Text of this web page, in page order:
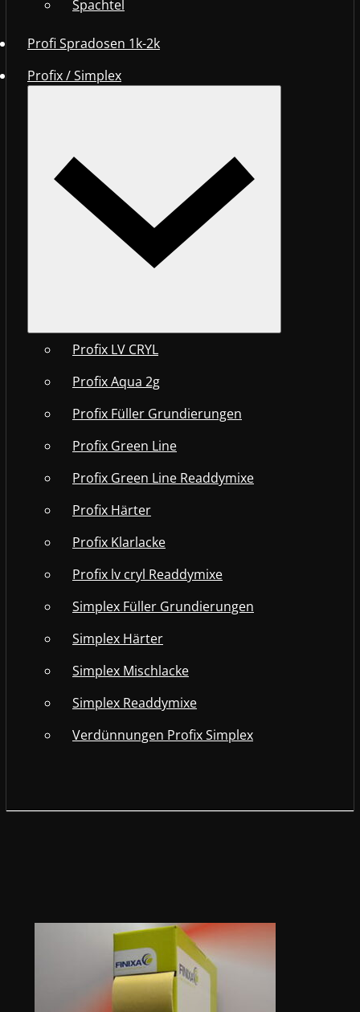
Spachtel
Profi Spradosen 1k-2k
Profix / Simplex
Profix LV CRYL
Profix Aqua 2g
Profix Füller Grundierungen
Profix Green Line
Profix Green Line Readdymixe
Profix Härter
Profix Klarlacke
Profix lv cryl Readdymixe
Simplex Füller Grundierungen
Simplex Härter
Simplex Mischlacke
Simplex Readdymixe
Verdünnungen Profix Simplex